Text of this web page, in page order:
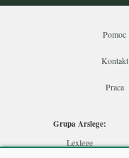
Pomoc
Kontakt
Praca
Grupa Arslege:
Lexlege